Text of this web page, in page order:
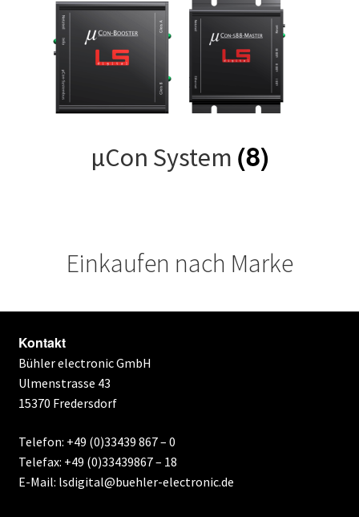
µCon System (8)
Einkaufen nach Marke
Kontakt
Bühler electronic GmbH
Ulmenstrasse 43
15370 Fredersdorf
Telefon: +49 (0)33439 867 – 0
Telefax: +49 (0)33439867 – 18
E-Mail: lsdigital@buehler-electronic.de